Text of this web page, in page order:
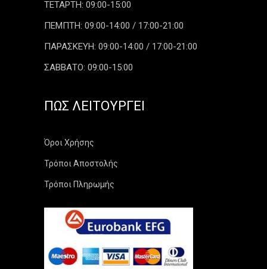
ΤΕΤΑΡΤΗ: 09:00-15:00
ΠΕΜΠΤΗ: 09:00-14:00 / 17:00-21:00
ΠΑΡΑΣΚΕΥΗ: 09:00-14:00 / 17:00-21:00
ΣΑΒΒΑΤΟ: 09:00-15:00
ΠΏΣ ΛΕΙΤΟΥΡΓΕΊ
Όροι Χρήσης
Τρόποι Αποστολής
Τρόποι Πληρωμής